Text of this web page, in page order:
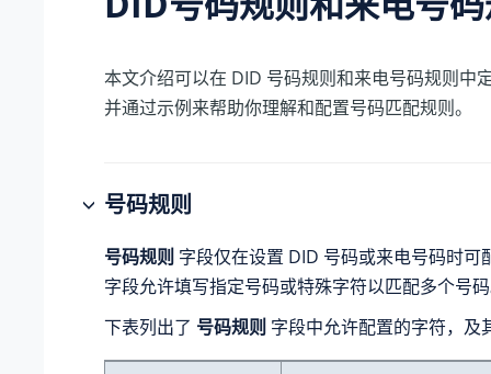
本文介绍可以在 DID 号码规则和来电号码规则中
并通过示例来帮助你理解和配置号码匹配规则。
号码规则
号码规则 字段仅在设置 DID 号码或来电号码时可
字段允许填写指定号码或特殊字符以匹配多个号
下表列出了 号码规则 字段中允许配置的字符，及